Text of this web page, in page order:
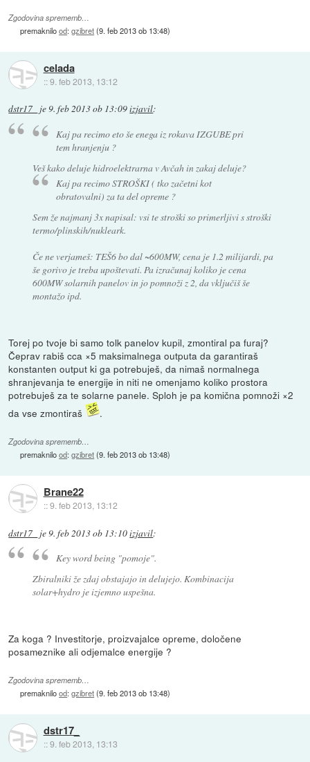
Zgodovina sprememb…
premaknilood:gzibret(9. feb 2013 ob 13:48)
celada
::9. feb 2013, 13:12
dstr17_ je9. feb 2013 ob 13:09izjavil:
Kaj pa recimo eto še enega iz rokava IZGUBE pri
tem hranjenju ?
Veš kako deluje hidroelektrarna v Avčah in zakaj deluje?
Kaj pa recimo STROŠKI ( tko začetni kot
obratovalni) za ta del opreme ?
Sem že najmanj 3x napisal: vsi te stroški so primerljivi s stroški
termo/plinskih/nukleark.
Če ne verjameš: TEŠ6 bo dal ~600MW, cena je 1.2 milijardi, pa
še gorivo je treba upoštevati. Pa izračunaj koliko je cena
600MW solarnih panelov in jo pomnoži z 2, da vključiš še
montažo ipd.
Torej po tvoje bi samo tolk panelov kupil, zmontiral pa furaj?
Čeprav rabiš cca ×5 maksimalnega outputa da garantiraš
konstanten output ki ga potrebuješ, da nimaš normalnega
shranjevanja te energije in niti ne omenjamo koliko prostora
potrebuješ za te solarne panele. Sploh je pa komična pomnoži ×2
da vse zmontiraš
.
Zgodovina sprememb…
premaknilood:gzibret(9. feb 2013 ob 13:48)
Brane22
::9. feb 2013, 13:12
dstr17_ je9. feb 2013 ob 13:10izjavil:
Key word being "pomoje".
Zbiralnikiže zdajobstajajo in delujejo. Kombinacija
solar+hydro je izjemno uspešna.
Za koga ? Investitorje, proizvajalce opreme, določene
posameznike ali odjemalce energije ?
Zgodovina sprememb…
premaknilood:gzibret(9. feb 2013 ob 13:48)
dstr17_
::9. feb 2013, 13:13